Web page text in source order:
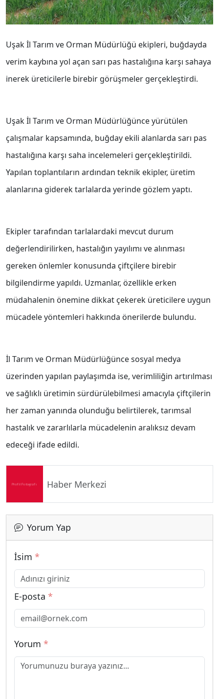
Uşak İl Tarım ve Orman Müdürlüğü ekipleri, buğdayda
verim kaybına yol açan sarı pas hastalığına karşı sahaya
inerek üreticilerle birebir görüşmeler gerçekleştirdi.
Uşak İl Tarım ve Orman Müdürlüğünce yürütülen
çalışmalar kapsamında, buğday ekili alanlarda sarı pas
hastalığına karşı saha incelemeleri gerçekleştirildi.
Yapılan toplantıların ardından teknik ekipler, üretim
alanlarına giderek tarlalarda yerinde gözlem yaptı.
Ekipler tarafından tarlalardaki mevcut durum
değerlendirilirken, hastalığın yayılımı ve alınması
gereken önlemler konusunda çiftçilere birebir
bilgilendirme yapıldı. Uzmanlar, özellikle erken
müdahalenin önemine dikkat çekerek üreticilere uygun
mücadele yöntemleri hakkında önerilerde bulundu.
İl Tarım ve Orman Müdürlüğünce sosyal medya
üzerinden yapılan paylaşımda ise, verimliliğin artırılması
ve sağlıklı üretimin sürdürülebilmesi amacıyla çiftçilerin
her zaman yanında olunduğu belirtilerek, tarımsal
hastalık ve zararlılarla mücadelenin aralıksız devam
edeceği ifade edildi.
Haber Merkezi
Yorum Yap
İsim *
E-posta *
Yorum *